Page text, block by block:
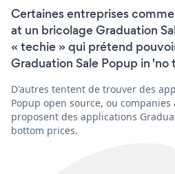
Certaines entreprises
at un bricolage Graduation
« techie » qui prétend
Graduation Sale Popup in 'no
D'autres tentent de trouver des
Popup open source, ou
proposent des applications
bottom prices.